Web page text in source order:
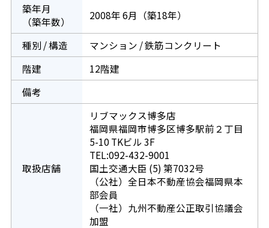
築年月
（築年数）
2008年 6月（築18年）
種別 / 構造
マンション / 鉄筋コンクリート
階建
12階建
備考
取扱店舗
リブマックス博多店
福岡県福岡市博多区博多駅前２丁目
5-10 TKビル 3F
TEL:092-432-9001
国土交通大臣 (5) 第7032号
（公社）全日本不動産協会福岡県本
部会員
（一社）九州不動産公正取引協議会
加盟